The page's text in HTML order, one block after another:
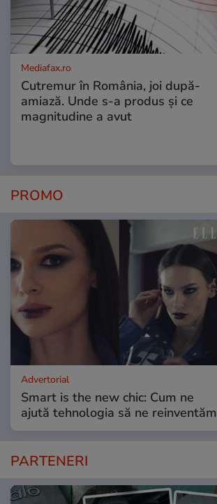
Mediafax.ro
Cutremur în România, joi după-
amiază. Unde s-a produs și ce
magnitudine a avut
PROMO
Advertorial
Smart is the new chic: Cum ne
ajută tehnologia să ne reinventăm
PARTENERI